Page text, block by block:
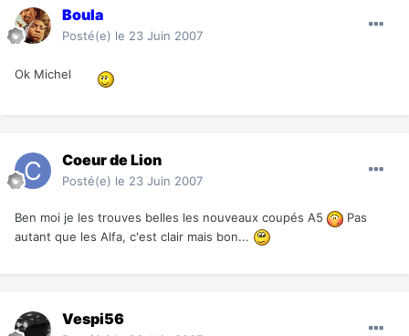
Boula
Posté(e) le 23 Juin 2007
Ok Michel
Coeur de Lion
Posté(e) le 23 Juin 2007
Ben moi je les trouves belles les nouveaux coupés A5
Pas
autant que les Alfa, c'est clair mais bon...
Vespi56